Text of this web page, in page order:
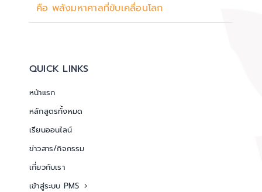
คือ พลังมหาศาลที่ขับเคลื่อนโลก
QUICK LINKS
หน้าแรก
หลักสูตรทั้งหมด
เรียนออนไลน์
ข่าวสาร/กิจกรรม
เกี่ยวกับเรา
เข้าสู่ระบบ PMS